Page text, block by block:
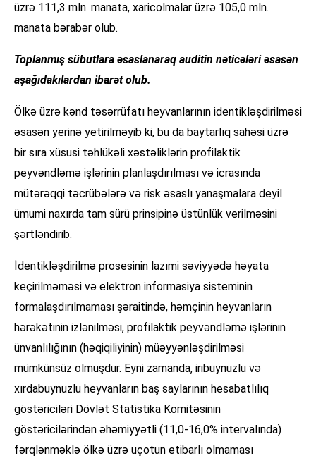
üzrə 111,3 mln. manata, xaricolmalar üzrə 105,0 mln.
manata bərabər olub.
Toplanmış sübutlara əsaslanaraq auditin nəticələri əsasən
aşağıdakılardan ibarət olub.
Ölkə üzrə kənd təsərrüfatı heyvanlarının identikləşdirilməsi
əsasən yerinə yetirilməyib ki, bu da baytarlıq sahəsi üzrə
bir sıra xüsusi təhlükəli xəstəliklərin profilaktik
peyvəndləmə işlərinin planlaşdırılması və icrasında
mütərəqqi təcrübələrə və risk əsaslı yanaşmalara deyil
ümumi naxırda tam sürü prinsipinə üstünlük verilməsini
şərtləndirib.
İdentikləşdirilmə prosesinin lazımi səviyyədə həyata
keçirilməməsi və elektron informasiya sisteminin
formalaşdırılmaması şəraitində, həmçinin heyvanların
hərəkətinin izlənilməsi, profilaktik peyvəndləmə işlərinin
ünvanlılığının (həqiqiliyinin) müəyyənləşdirilməsi
mümkünsüz olmuşdur. Eyni zamanda, iribuynuzlu və
xırdabuynuzlu heyvanların baş saylarının hesabatlılıq
göstəriciləri Dövlət Statistika Komitəsinin
göstəricilərindən əhəmiyyətli (11,0-16,0% intervalında)
fərqlənməklə ölkə üzrə uçotun etibarlı olmaması